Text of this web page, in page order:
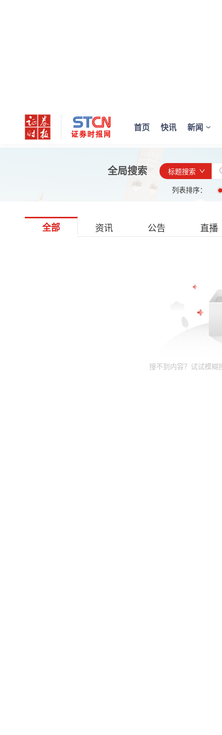
首页 快讯 新闻
全局搜索
标题搜索
列表排序：
全部 资讯 公告 直播
搜不到内容？试试模糊